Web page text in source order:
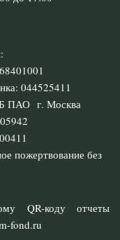
044525411
ПАО г. Москва
пожертвование без
QR-коду отчеты
fond.ru